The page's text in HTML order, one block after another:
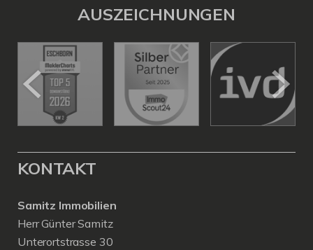
AUSZEICHNUNGEN
KONTAKT
Samitz Immobilien
Herr Günter Samitz
Unterortstrasse 30